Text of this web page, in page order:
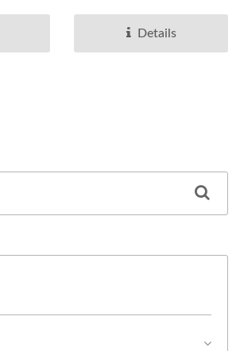
Details